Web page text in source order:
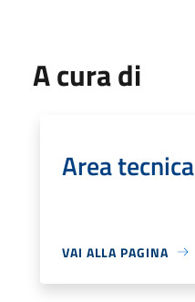
A cura di
Area tecnica
VAI ALLA PAGINA